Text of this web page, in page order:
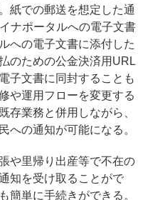
紙での郵送を想定した通
ナポータルへの電子文書
への電子文書に添付した
のための公金決済用URL
子文書に同封することも
や運用フローを変更する
存業務と併用しながら、
への通知が可能になる。
や里帰り出産等で不在の
知を受け取ることがで
簡単に手続きができる。